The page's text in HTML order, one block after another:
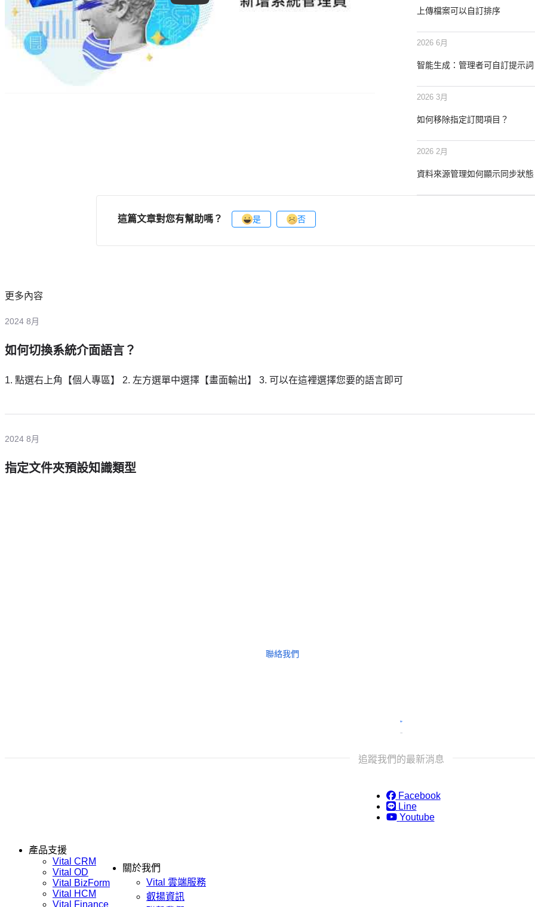
上傳檔案可以自訂排序
2026 6月
智能生成：管理者可自訂提示詞
2026 3月
如何移除指定訂閱項目？
2026 2月
資料來源管理如何顯示同步狀
這篇文章對您有幫助嗎？ 是 否
更多內容
2024 8月
如何切換系統介面語言？
1. 點選右上角【個人專區】 2. 左方選單中選擇【畫面輸出】 3. 可以在這裡選擇您要的語言即可
2024 8月
指定文件夾預設知識類型
聯絡我們
追蹤我們的最新消息
Facebook
Line
Youtube
產品支援
Vital CRM
Vital OD
Vital BizForm
Vital HCM
Vital Finance
關於我們
Vital 雲端服務
叡揚資訊